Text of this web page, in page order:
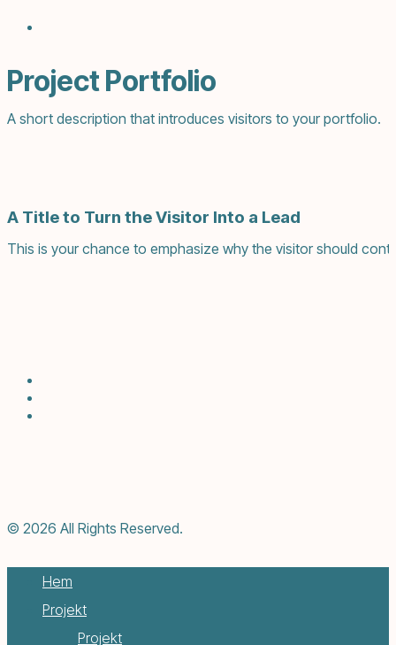
Project Portfolio
A short description that introduces visitors to your portfolio.
A Title to Turn the Visitor Into a Lead
This is your chance to emphasize why the visitor should
© 2026 All Rights Reserved.
Hem
Projekt
Projekt